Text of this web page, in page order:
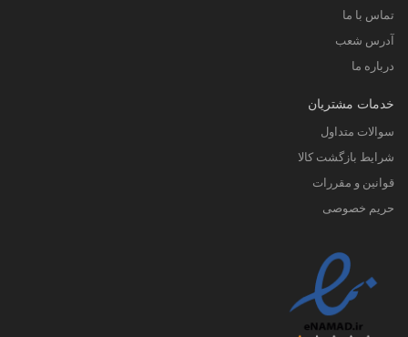
تماس با ما
آدرس شعب
درباره ما
خدمات مشتریان
سوالات متداول
شرایط بازگشت کالا
قوانین و مقررات
حریم خصوصی